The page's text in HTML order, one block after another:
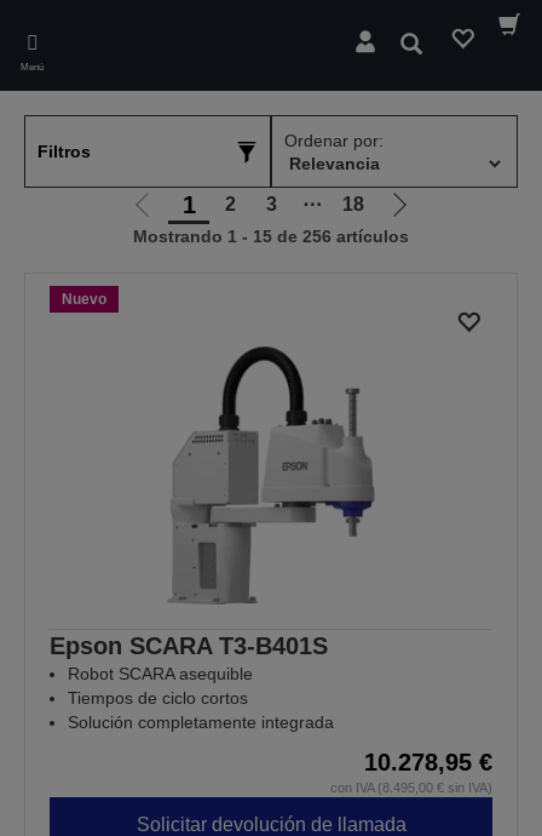
main
content
Menú
Buscar
Filtros
Ordenar por:
Ir
a
1 2 3 ⋯ 18
Ir
a
siguiente
Mostrando 1 - 15 de 256 artículos
Nuevo
Epson SCARA T3-B401S
Robot SCARA asequible
Tiempos de ciclo cortos
Solución completamente integrada
10.278,95 €
con IVA (8.495,00 € sin IVA)
Solicitar devolución de llamada